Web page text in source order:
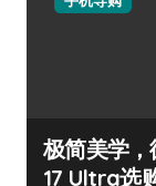
极简美学
17 Ultra选